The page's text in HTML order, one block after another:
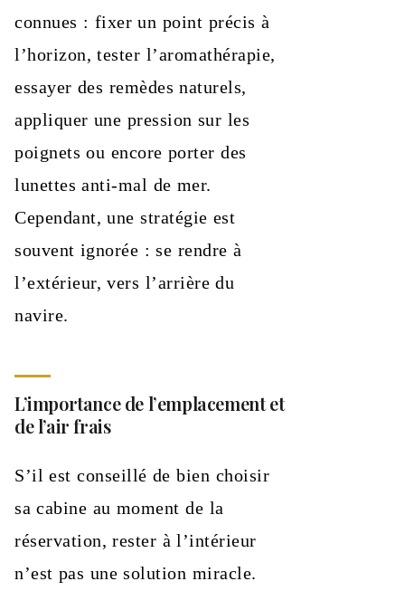
connues : fixer un point précis à
l’horizon, tester l’aromathérapie,
essayer des remèdes naturels,
appliquer une pression sur les
poignets ou encore porter des
lunettes anti-mal de mer.
Cependant, une stratégie est
souvent ignorée : se rendre à
l’extérieur, vers l’arrière du
navire.
L’importance de l’emplacement et
de l’air frais
S’il est conseillé de bien choisir
sa cabine au moment de la
réservation, rester à l’intérieur
n’est pas une solution miracle.